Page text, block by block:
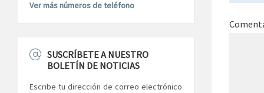
Ver más números de teléfono
SUSCRÍBETE A NUESTRO
BOLETÍN DE NOTICIAS
Escribe tu dirección de correo electrónico